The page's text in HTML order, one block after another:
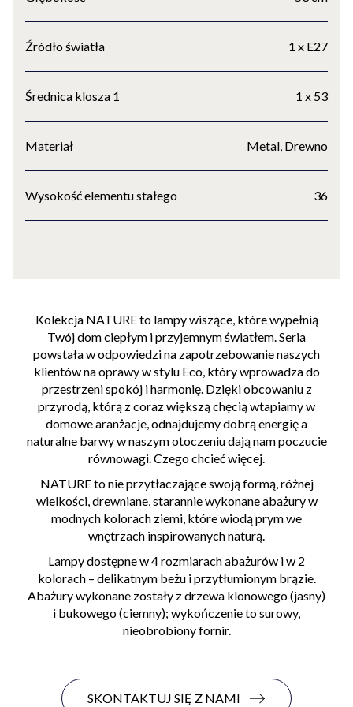
Źródło światła 1 x E27
Średnica klosza 1 1 x 53
Materiał Metal, Drewno
Wysokość elementu stałego 36
Kolekcja NATURE to lampy wiszące, które wypełnią
Twój dom ciepłym i przyjemnym światłem. Seria
powstała w odpowiedzi na zapotrzebowanie naszych
klientów na oprawy w stylu Eco, który wprowadza do
przestrzeni spokój i harmonię. Dzięki obcowaniu z
przyrodą, którą z coraz większą chęcią wtapiamy w
domowe aranżacje, odnajdujemy dobrą energię a
naturalne barwy w naszym otoczeniu dają nam poczucie
równowagi. Czego chcieć więcej.
NATURE to nie przytłaczające swoją formą, różnej
wielkości, drewniane, starannie wykonane abażury w
modnych kolorach ziemi, które wiodą prym we
wnętrzach inspirowanych naturą.
Lampy dostępne w 4 rozmiarach abażurów i w 2
kolorach – delikatnym beżu i przytłumionym brązie.
Abażury wykonane zostały z drzewa klonowego (jasny)
i bukowego (ciemny); wykończenie to surowy,
nieobrobiony fornir.
SKONTAKTUJ SIĘ Z NAMI